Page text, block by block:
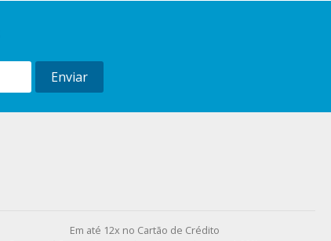
Enviar
Em até 12x no Cartão de Crédito